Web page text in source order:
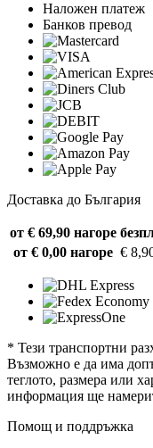
Наложен платеж
Банков превод
Доставка до България
от € 69,90 нагоре
от € 0,00 нагоре €
* Тези транспортни
Възможно е да има
теглото, размера или
информация ще
Помощ и поддръжка